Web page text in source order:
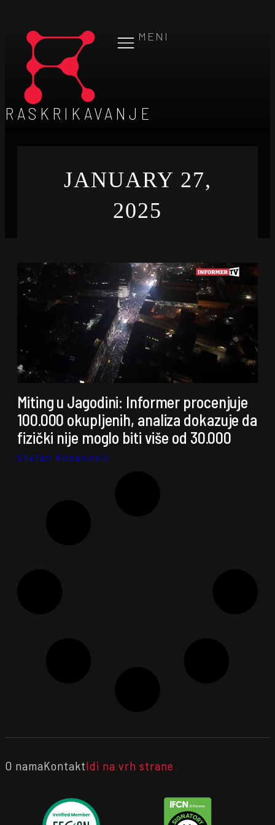
MENI
RASKRIKAVANJE
JANUARY 27,
2025
Miting u Jagodini: Informer procenjuje
100.000 okupljenih, analiza dokazuje da
fizički nije moglo biti više od 30.000
Stefan Kosanović
O namaKontaktIdi na vrh strane